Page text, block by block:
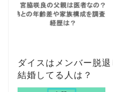
ダイスはメンバー脱
結婚してる人は？